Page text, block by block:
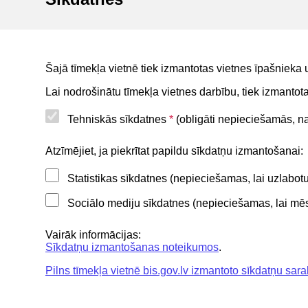
Šajā tīmekļa vietnē tiek izmantotas vietnes īpašnieka
Lai nodrošinātu tīmekļa vietnes darbību, tiek
Tehniskās sīkdatnes * (obligāti nepieciešamās,
Atzīmējiet, ja piekrītat papildu sīkdatņu izmantošanai:
Statistikas sīkdatnes (nepieciešamas, lai
Sociālo mediju sīkdatnes (nepieciešamas, lai
Vairāk informācijas:
Sīkdatņu izmantošanas noteikumos.
Pilns tīmekļa vietnē bis.gov.lv izmantoto sīkdatņu
For non-residents
Noderīgi
Privātuma politika
BIS lietošanas noteikumi